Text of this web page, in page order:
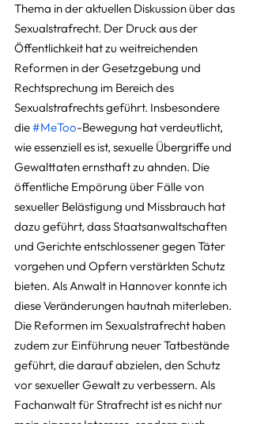
Thema in der aktuellen Diskussion über das
Sexualstrafrecht. Der Druck aus der
Öffentlichkeit hat zu weitreichenden
Reformen in der Gesetzgebung und
Rechtsprechung im Bereich des
Sexualstrafrechts geführt. Insbesondere
die #MeToo-Bewegung hat verdeutlicht,
wie essenziell es ist, sexuelle Übergriffe und
Gewalttaten ernsthaft zu ahnden. Die
öffentliche Empörung über Fälle von
sexueller Belästigung und Missbrauch hat
dazu geführt, dass Staatsanwaltschaften
und Gerichte entschlossener gegen Täter
vorgehen und Opfern verstärkten Schutz
bieten. Als Anwalt in Hannover konnte ich
diese Veränderungen hautnah miterleben.
Die Reformen im Sexualstrafrecht haben
zudem zur Einführung neuer Tatbestände
geführt, die darauf abzielen, den Schutz
vor sexueller Gewalt zu verbessern. Als
Fachanwalt für Strafrecht ist es nicht nur